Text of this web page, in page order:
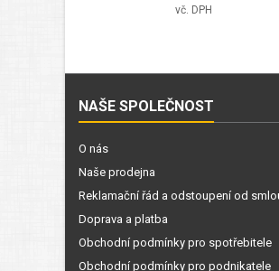
vč. DPH
NAŠE SPOLEČNOST
O nás
Naše prodejna
Reklamační řád a odstoupení od
Doprava a platba
Obchodní podmínky pro spotřebitele
Obchodní podmínky pro podnikatele